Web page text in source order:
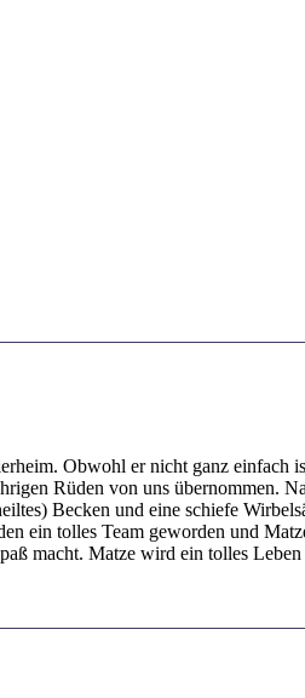
Obwohl er nicht ganz einfach
Rüden von uns übernommen.
Becken und eine schiefe
ein tolles Team geworden und
macht. Matze wird ein tolles